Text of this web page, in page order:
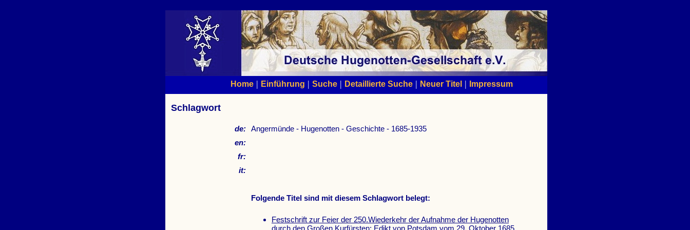
Home | Einführung | Suche | Detaillierte Suche | Neuer Titel | Impressum
Schlagwort
de: Angermünde - Hugenotten - Geschichte - 1685-1935
en:
fr:
it:
Folgende Titel sind mit diesem Schlagwort belegt:
Festschrift zur Feier der 250.Wiederkehr der Aufnahme der Hugenotten